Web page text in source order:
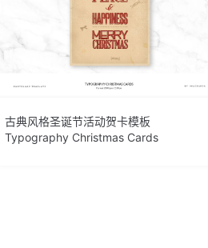
古典风格圣诞节活动贺卡模板
Typography Christmas Cards